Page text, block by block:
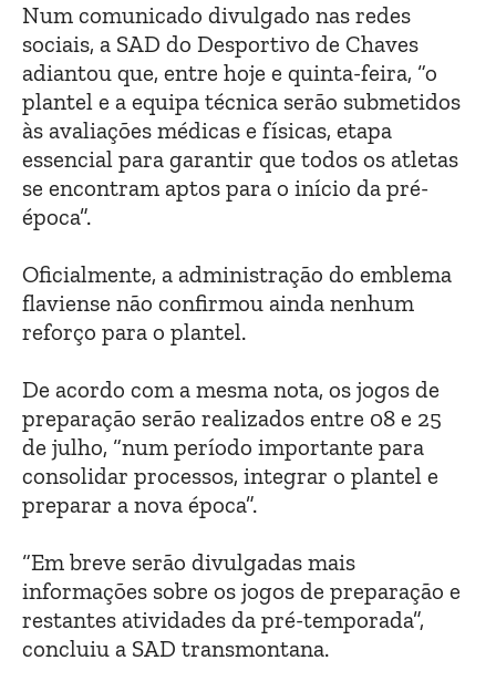
Num comunicado divulgado nas redes
sociais, a SAD do Desportivo de Chaves
adiantou que, entre hoje e quinta-feira, “o
plantel e a equipa técnica serão submetidos
às avaliações médicas e físicas, etapa
essencial para garantir que todos os atletas
se encontram aptos para o início da pré-
época”.
Oficialmente, a administração do emblema
flaviense não confirmou ainda nenhum
reforço para o plantel.
De acordo com a mesma nota, os jogos de
preparação serão realizados entre 08 e 25
de julho, “num período importante para
consolidar processos, integrar o plantel e
preparar a nova época”.
“Em breve serão divulgadas mais
informações sobre os jogos de preparação e
restantes atividades da pré-temporada”,
concluiu a SAD transmontana.